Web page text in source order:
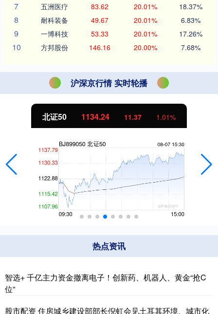
7 五洲医疗 83.62 20.01% 18.37%
8 耐科装备 49.67 20.01% 6.83%
9 一博科技 53.33 20.01% 17.26%
10 方邦股份 146.16 20.00% 7.68%
沪深京行情 实时轮播
北证50 1134.24 11.37 1.01%
热点资讯
智选+ 千亿主力资金撤离电子！创新药、机器人、黄金“抢C
位”
股市配资 住房城乡建设部部长倪虹会见土耳其环境、城市化